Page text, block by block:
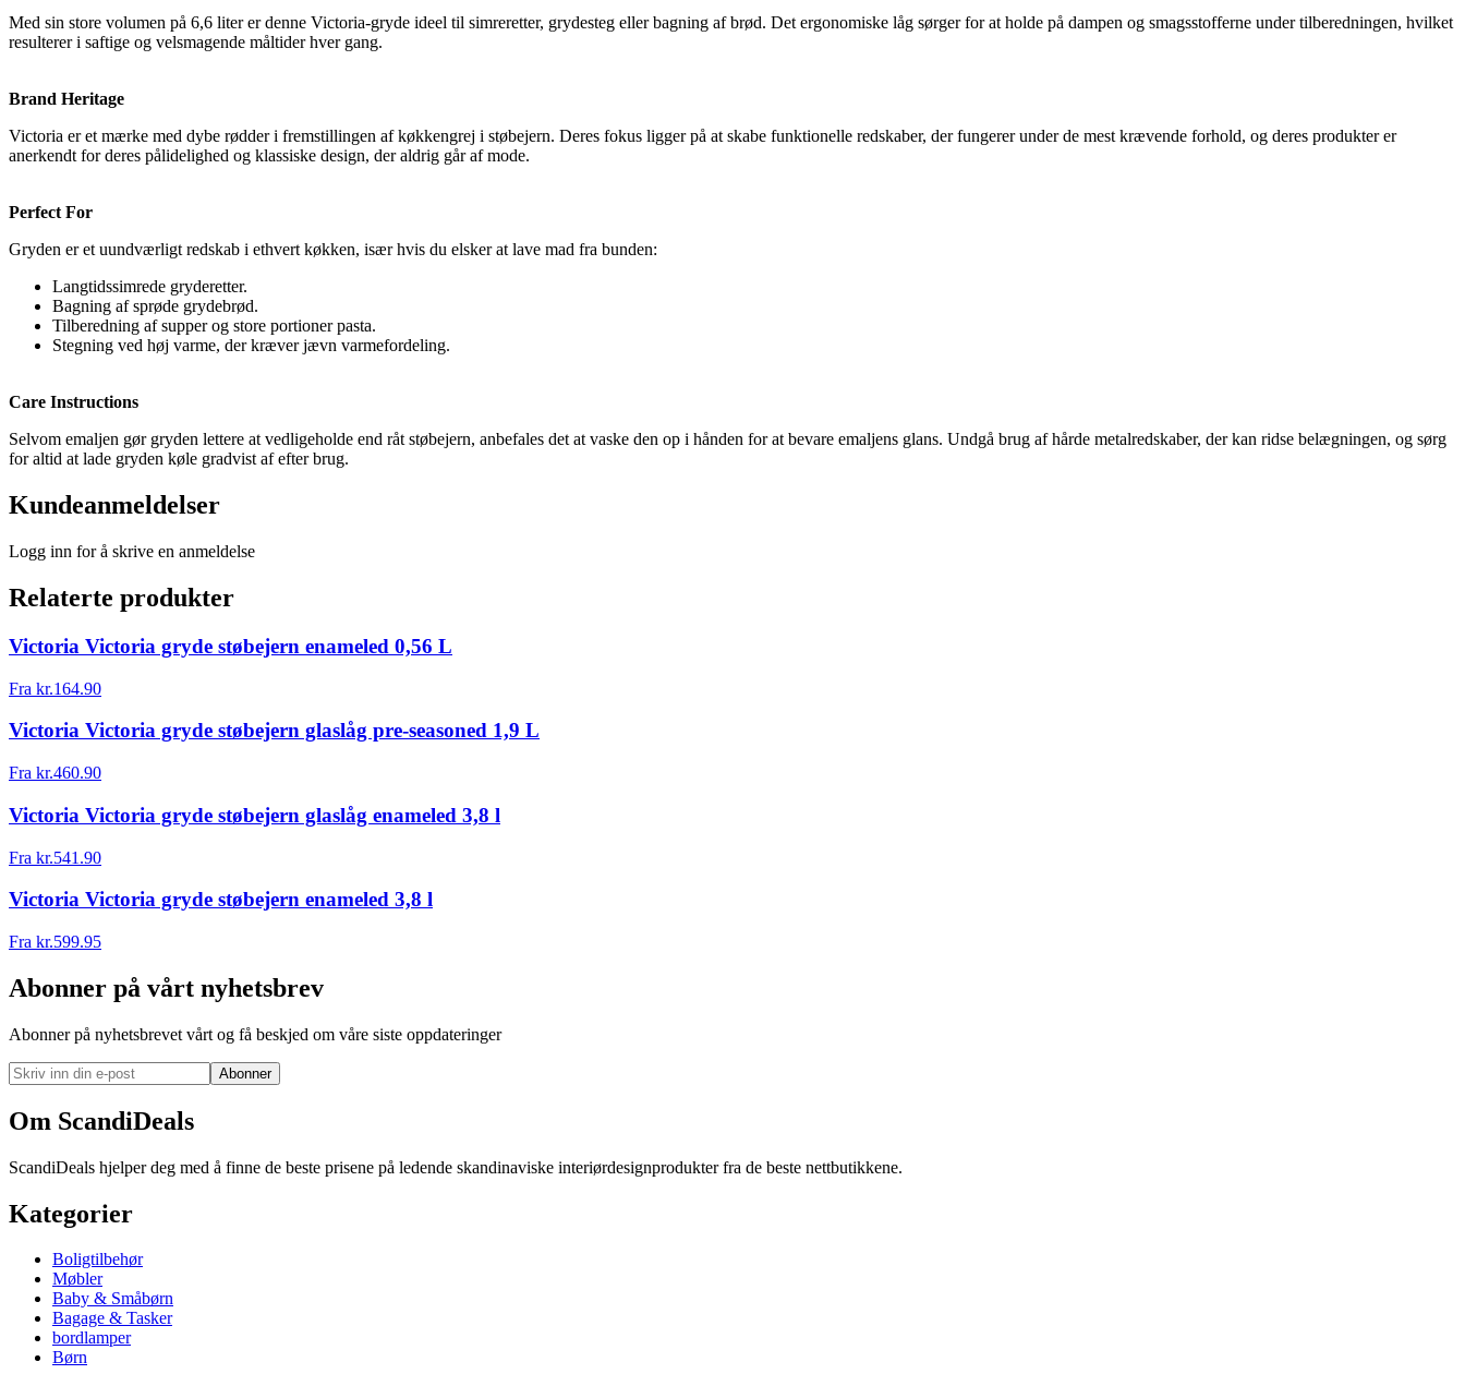
Med sin store volumen på 6,6 liter er denne Victoria-gryde ideel til simreretter, grydesteg eller bagning af brød. Det ergonomiske låg sørger for at holde på dampen og smagsstofferne under tilberedningen, hvilket
resulterer i saftige og velsmagende måltider hver gang.
Brand Heritage
Victoria er et mærke med dybe rødder i fremstillingen af køkkengrej i støbejern. Deres fokus ligger på at skabe funktionelle redskaber, der fungerer under de mest krævende forhold, og deres produkter er
anerkendt for deres pålidelighed og klassiske design, der aldrig går af mode.
Perfect For
Gryden er et uundværligt redskab i ethvert køkken, især hvis du elsker at lave mad fra bunden:
Langtidssimrede gryderetter.
Bagning af sprøde grydebrød.
Tilberedning af supper og store portioner pasta.
Stegning ved høj varme, der kræver jævn varmefordeling.
Care Instructions
Selvom emaljen gør gryden lettere at vedligeholde end råt støbejern, anbefales det at vaske den op i hånden for at bevare emaljens glans. Undgå brug af hårde metalredskaber, der kan ridse belægningen, og sørg
for altid at lade gryden køle gradvist af efter brug.
Kundeanmeldelser
Logg inn for å skrive en anmeldelse
Relaterte produkter
Victoria Victoria gryde støbejern enameled 0,56 L
Fra kr.164.90
Victoria Victoria gryde støbejern glaslåg pre-seasoned 1,9 L
Fra kr.460.90
Victoria Victoria gryde støbejern glaslåg enameled 3,8 l
Fra kr.541.90
Victoria Victoria gryde støbejern enameled 3,8 l
Fra kr.599.95
Abonner på vårt nyhetsbrev
Abonner på nyhetsbrevet vårt og få beskjed om våre siste oppdateringer
Abonner
Om ScandiDeals
ScandiDeals hjelper deg med å finne de beste prisene på ledende skandinaviske interiørdesignprodukter fra de beste nettbutikkene.
Kategorier
Boligtilbehør
Møbler
Baby & Småbørn
Bagage & Tasker
bordlamper
Børn